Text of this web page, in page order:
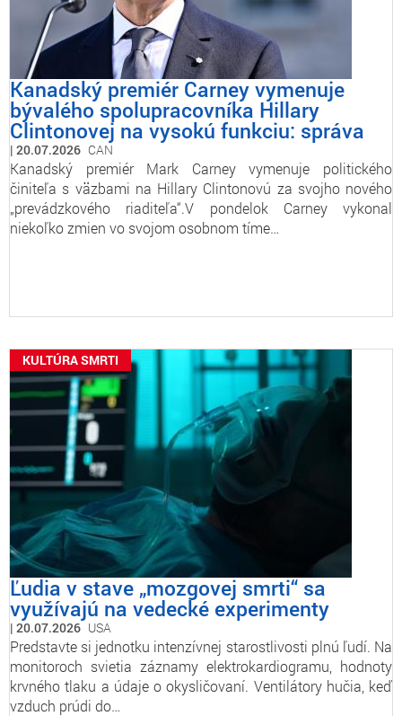
Kanadský premiér Carney vymenuje
bývalého spolupracovníka Hillary
Clintonovej na vysokú funkciu: správa
20.07.2026 CAN
Kanadský premiér Mark Carney vymenuje politického
činiteľa s väzbami na Hillary Clintonovú za svojho nového
„prevádzkového riaditeľa“.V pondelok Carney vykonal
niekoľko zmien vo svojom osobnom tíme…
KULTÚRA SMRTI
Ľudia v stave „mozgovej smrti“ sa
využívajú na vedecké experimenty
20.07.2026 USA
Predstavte si jednotku intenzívnej starostlivosti plnú ľudí. Na
monitoroch svietia záznamy elektrokardiogramu, hodnoty
krvného tlaku a údaje o okysličovaní. Ventilátory hučia, keď
vzduch prúdi do…